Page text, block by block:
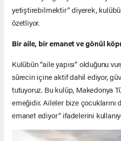
yetiştirebilmektir” diyerek,
özetliyor.
Bir aile, bir emanet ve gönül
Kulübün “aile yapısı” olduğunu
sürecin içine aktif dahil ediyor,
tutuyoruz. Bu kulüp, Makedonya
emeğidir. Aileler bize çocuklarını
emanet ediyor” ifadelerini